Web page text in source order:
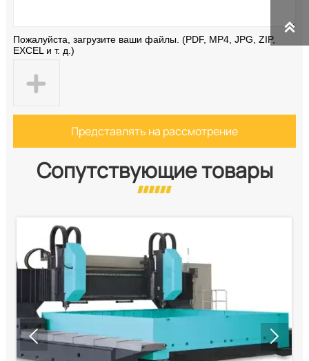
Пожалуйста, загрузите ваши файлы. (PDF, MP4, JPG, ZIP,
EXCEL и т. д.)
Представлять на рассмотрение
Сопутствующие товары
 
